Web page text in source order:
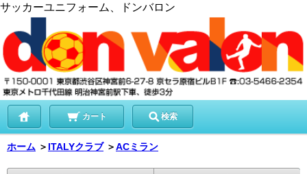
サッカーユニフォーム、ドンバロン
カート 検索
ホーム ＞ ITALYクラブ ＞ACミラン